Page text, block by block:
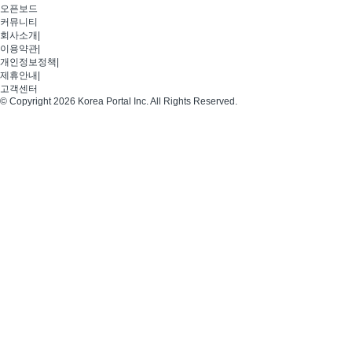
오픈보드
커뮤니티
회사소개
이용약관
개인정보정책
제휴안내
고객센터
© Copyright 2026 Korea Portal Inc. All Rights Reserved.